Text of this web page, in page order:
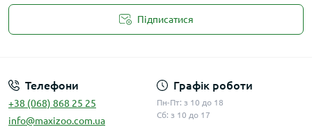
Підписатися
Телефони
+38 (068) 868 25 25
info@maxizoo.com.ua
Графік роботи
Пн-Пт: з 10 до 18
Сб: з 10 до 17